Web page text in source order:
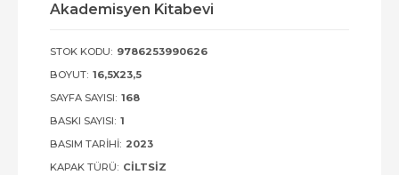
Akademisyen Kitabevi
STOK KODU: 9786253990626
BOYUT: 16,5X23,5
SAYFA SAYISI: 168
BASKI SAYISI: 1
BASIM TARIHI: 2023
KAPAK TÜRÜ: CILTSIZ